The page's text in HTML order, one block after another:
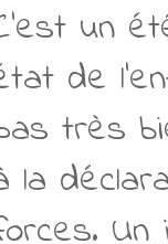
un
de
très
la
Un